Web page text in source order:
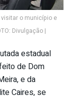
o município e
Divulgação |
estadual
de Dom
e da
Caires, se